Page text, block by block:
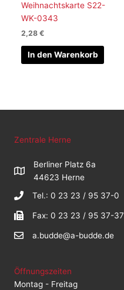
Weihnachtskarte S22-
WK-0343
2,28€
In den Warenkorb
Zentrale Herne
Berliner Platz 6a
44623 Herne
Tel.: 0 23 23 / 95 37-0
Fax: 0 23 23 / 95 37-37
a.budde@a-budde.de
Öffnungszeiten
Montag - Freitag